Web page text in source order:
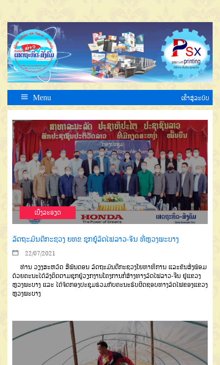
Menu ເຂົ້າສູ່ລະບົບ
ເບີ່ງລະອຽດ
ລັດຖະມົນຕີກະຊວງ ຍທຂ ຊຸກຍູ້ລົດໄຟລາວ-ຈີນ ທີ່ຫຼວງພະບາງ
22/07/2021
ທ່ານ ວຽງສະຫວັດ ສີພັນດອນ ລັດຖະມົນຕີກະຊວງໂຍທາທິການ ແລະຂົນສົ່ງພ້ອມ
ດ້ວຍຄະນະໄດ້ລົງຕິດຕາມຊຸກຍູ້ວຽກງານໂຄງການກໍ່ສ້າງທາງລົດໄຟລາວ-ຈີນ ຢູ່ແຂວງ
ຫຼວງພະບາງ ແລະ ໄດ້ຈັດກອງປະຊຸມຮ່ວມກັບຄະນະຮັບຜິດຊອບທາງລົດໄຟຂອງແຂວງ
ຫຼວງພະບາງ